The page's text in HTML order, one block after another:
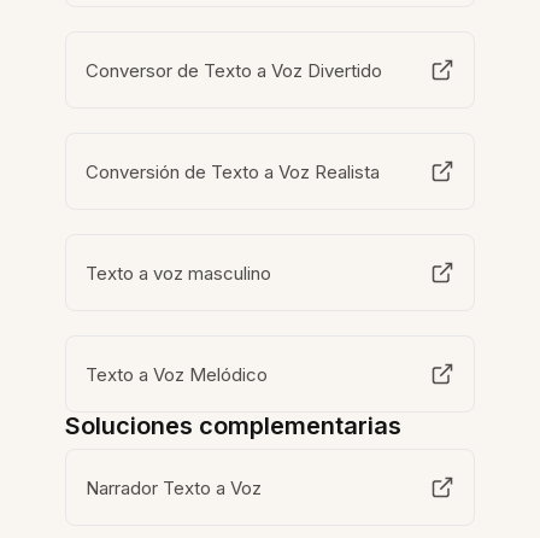
Conversor de Texto a Voz Divertido
Conversión de Texto a Voz Realista
Texto a voz masculino
Texto a Voz Melódico
Soluciones complementarias
Narrador Texto a Voz